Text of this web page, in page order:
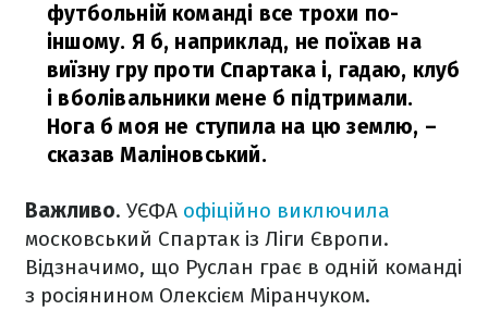
футбольній команді все трохи по-
іншому. Я б, наприклад, не поїхав на
виїзну гру проти Спартака і, гадаю, клуб
і вболівальники мене б підтримали.
Нога б моя не ступила на цю землю, –
сказав Маліновський.
Важливо. УЄФА офіційно виключила
московський Спартак із Ліги Європи.
Відзначимо, що Руслан грає в одній команді
з росіянином Олексієм Міранчуком.